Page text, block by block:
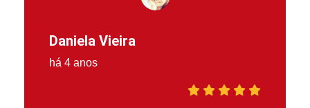
Daniela Vieira
há 4 anos